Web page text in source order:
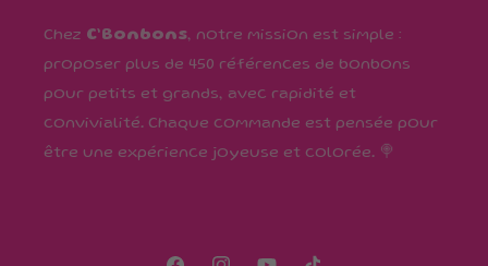
Chez C’Bonbons, notre mission est simple :
proposer plus de 450 références de bonbons
pour petits et grands, avec rapidité et
convivialité. Chaque commande est pensée pour
être une expérience joyeuse et colorée. 🍭